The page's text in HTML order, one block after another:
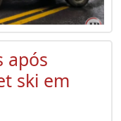
após
ski em